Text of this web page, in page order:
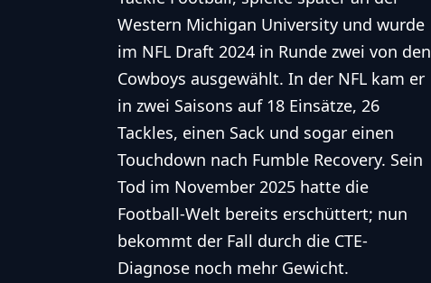
Western Michigan University und wurde
im NFL Draft 2024 in Runde zwei von den
Cowboys ausgewählt. In der NFL kam er
in zwei Saisons auf 18 Einsätze, 26
Tackles, einen Sack und sogar einen
Touchdown nach Fumble Recovery. Sein
Tod im November 2025 hatte die
Football-Welt bereits erschüttert; nun
bekommt der Fall durch die CTE-
Diagnose noch mehr Gewicht.